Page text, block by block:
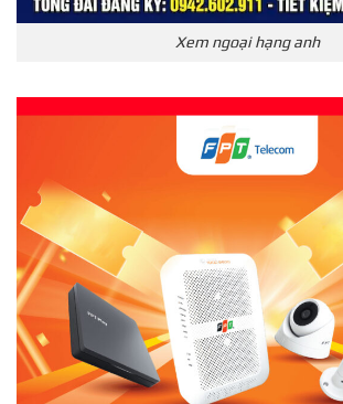
Xem ngoại hạng anh